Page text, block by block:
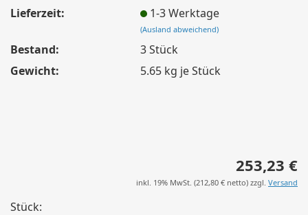
Lieferzeit:
1-3 Werktage
(Ausland abweichend)
Bestand: 3Stück
Gewicht:
5.65 kg je Stück
253,23 €
inkl. 19% MwSt. (212,80 € netto) zzgl. Versand
Stück: